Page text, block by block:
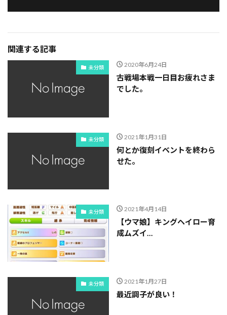
関連する記事
未分類 2020年6月24日
古戦場本戦一日目お疲れさま
でした。
未分類 2021年1月31日
何とか復刻イベントを終わら
せた。
未分類 2021年4月14日
【ウマ娘】キングヘイロー育
成ムズイ…
未分類 2021年1月27日
最近調子が良い！